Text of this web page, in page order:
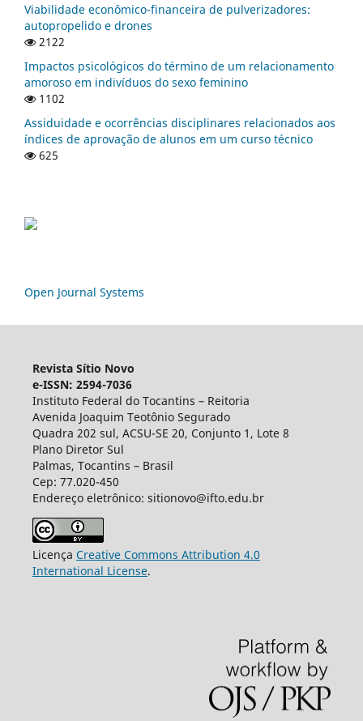
Viabilidade econômico-financeira de pulverizadores:
autopropelido e drones
2122
Impactos psicológicos do término de um relacionamento
amoroso em indivíduos do sexo feminino
1102
Assiduidade e ocorrências disciplinares relacionados aos
índices de aprovação de alunos em um curso técnico
625
Open Journal Systems
Revista Sítio Novo
e-ISSN: 2594-7036
Instituto Federal do Tocantins – Reitoria
Avenida Joaquim Teotônio Segurado
Quadra 202 sul, ACSU-SE 20, Conjunto 1, Lote 8
Plano Diretor Sul
Palmas, Tocantins – Brasil
Cep: 77.020-450
Endereço eletrônico: sitionovo@ifto.edu.br
Licença Creative Commons Attribution 4.0
International License.